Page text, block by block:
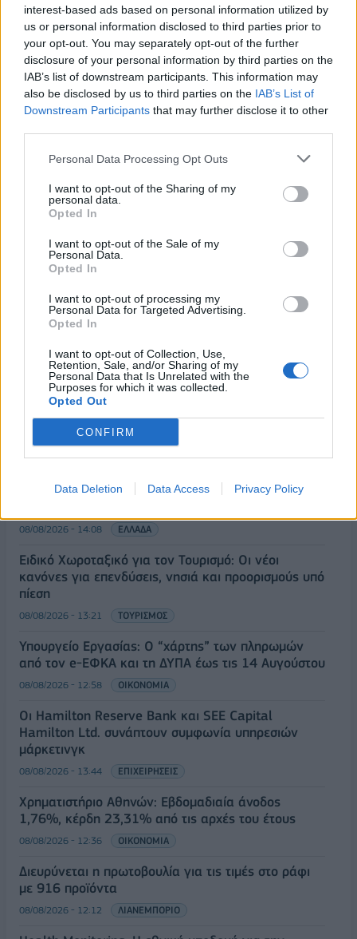
interest-based ads based on personal information utilized by
us or personal information disclosed to third parties prior to
your opt-out. You may separately opt-out of the further
disclosure of your personal information by third parties on the
IAB’s list of downstream participants. This information may
also be disclosed by us to third parties on the IAB’s List of
Downstream Participants that may further disclose it to other
Personal Data Processing Opt Outs
I want to opt-out of the Sharing of my
personal data.
Opted In
I want to opt-out of the Sale of my
Personal Data.
Opted In
I want to opt-out of processing my
Personal Data for Targeted Advertising.
Opted In
I want to opt-out of Collection, Use,
Retention, Sale, and/or Sharing of my
Personal Data that Is Unrelated with the
Purposes for which it was collected.
Opted Out
CONFIRM
Data Deletion Data Access Privacy Policy
Η ΑΧΑ στηρίζει την έρευνα
για τη δημιουργία
ανθεκτικών πόλεων
14/11/2017 - 02:00
Νέο κατάστημα Μy market
στο Αγρίνιο
14/11/2017 - 02:00
ΡΟΗ ΕΙΔΗΣΕΩΝ
Κορυφώνεται η έξοδος του Αυγούστου – Πάνω από
56.000 επιβάτες αναχωρούν σήμερα από τα
λιμάνια της Αττικής
08/08/2026 - 14:30 ΕΛΛΑΔΑ
– Τα έργα Antinero και η «μάχη» πριν από τις
08/08/2026 - 14:08 ΕΛΛΑΔΑ
Ειδικό Χωροταξικό για τον Τουρισμό: Οι νέοι
κανόνες για επενδύσεις, νησιά και προορισμούς υπό
πίεση
08/08/2026 - 13:21 ΤΟΥΡΙΣΜΟΣ
Υπουργείο Εργασίας: Ο “χάρτης” των πληρωμών
από τον e-ΕΦΚΑ και τη ΔΥΠΑ έως τις 14 Αυγούστου
08/08/2026 - 12:58 ΟΙΚΟΝΟΜΙΑ
Οι Hamilton Reserve Bank και SEE Capital
Hamilton Ltd. συνάπτουν συμφωνία υπηρεσιών
μάρκετινγκ
08/08/2026 - 13:44 ΕΠΙΧΕΙΡΗΣΕΙΣ
Χρηματιστήριο Αθηνών: Εβδομαδιαία άνοδος
1,76%, κέρδη 23,31% από τις αρχές του έτους
08/08/2026 - 12:36 ΟΙΚΟΝΟΜΙΑ
Διευρύνεται η πρωτοβουλία για τις τιμές στο ράφι
με 916 προϊόντα
08/08/2026 - 12:12 ΛΙΑΝΕΜΠΟΡΙΟ